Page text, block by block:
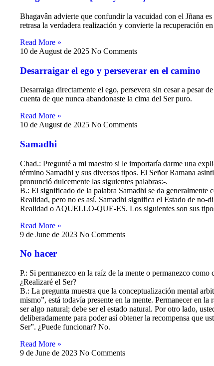
Bhagavân advierte que confundir la vacuidad con el Jñana
retrasa la verdadera realización y convierte la recuperación
Read More »
10 de August de 2025 No Comments
Desarraigar el ego y perseverar en el camino
Desarraiga directamente el ego, persevera sin cesar a pesar
cuenta de que nunca abandonaste la cima del Ser puro.
Read More »
10 de August de 2025 No Comments
Samadhi
Chad.: Pregunté a mi maestro si le importaría darme una
término Samadhi y sus diversos tipos. El Señor Ramana
pronunció dulcemente las siguientes palabras:-.
B.: El significado de la palabra Samadhi se da generalmente
Realidad, pero no es así. Samadhi significa el Estado de no-
Realidad o AQUELLO-QUE-ES. Los siguientes son sus
Read More »
9 de June de 2023 No Comments
No hacer
P.: Si permanezco en la raíz de la mente o permanezco como
¿Realizaré el Ser?
B.: La pregunta muestra que la conceptualización mental
mismo”, está todavía presente en la mente. Permanecer en la
ser algo natural; debe ser el estado natural. Por otro lado,
deliberadamente para poder así obtener la recompensa que
Ser”. ¿Puede funcionar? No.
Read More »
9 de June de 2023 No Comments